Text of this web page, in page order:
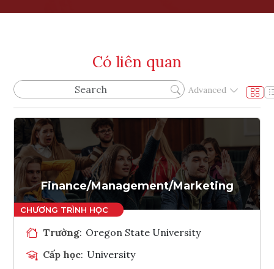
Có liên quan
Advanced
Finance/Management/Marketing
Trường: Oregon State University
Cấp học: University